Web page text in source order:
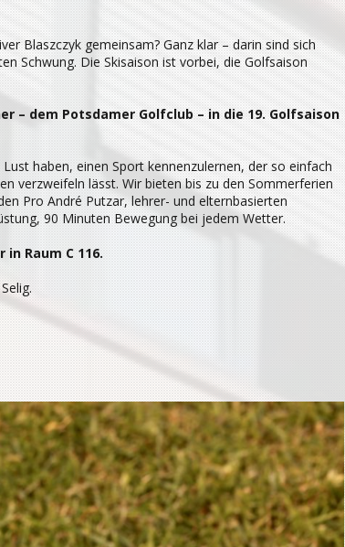
Blaszczyk gemeinsam? Ganz klar – darin sind sich
Schwung. Die Skisaison ist vorbei, die Golfsaison
– dem Potsdamer Golfclub – in die 19. Golfsaison
haben, einen Sport kennenzulernen, der so einfach
verzweifeln lässt. Wir bieten bis zu den Sommerferien
Pro André Putzar, lehrer- und elternbasierten
90 Minuten Bewegung bei jedem Wetter.
Raum C 116.